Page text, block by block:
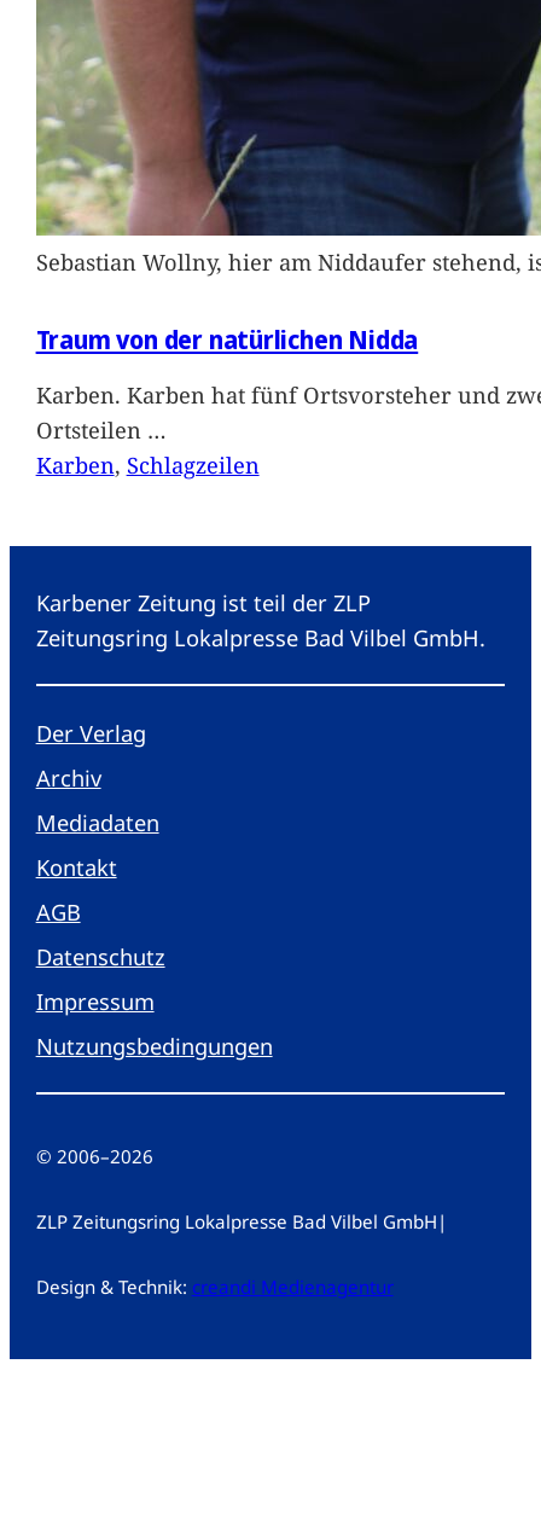
Sebastian Wollny, hier am Niddaufer
Traum von der natürlichen Nidda
Karben. Karben hat fünf Ortsvorsteher und
Ortsteilen …
Karben, Schlagzeilen
Karbener Zeitung ist teil der ZLP
Zeitungsring Lokalpresse Bad Vilbel GmbH.
Der Verlag
Archiv
Mediadaten
Kontakt
AGB
Datenschutz
Impressum
Nutzungsbedingungen
© 2006–2026
ZLP Zeitungsring Lokalpresse Bad Vilbel GmbH |
Design & Technik: creandi Medienagentur